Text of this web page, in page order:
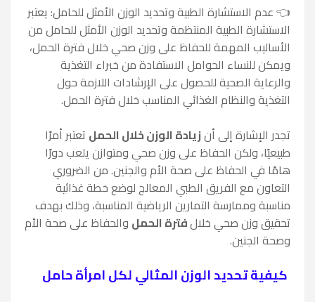
👈عدم الاستشارة الطبية وتحديد الوزن الأمثل للحامل: يعتبر
الاستشارة الطبية المنتظمة وتحديد الوزن الأمثل للحامل من
الأساليب المهمة للحفاظ على وزن صحي خلال فترة الحمل،
ويمكن للنساء الحوامل الاستفادة من خبراء التغذية
والرعاية الصحية للحصول على الإرشادات اللازمة حول
التغذية والنظام الغذائي المناسب خلال فترة الحمل.
تجدر الإشارة إلى أنزيادة الوزن خلال الحمل تعتبر أمرًا
طبيعيًا، ولكن الحفاظ على وزن صحي ومتوازن يلعب دورًا
هامًا في الحفاظ على صحة الأم والجنين. من الضروري
التعاون مع الفريق الطبي المعالج لوضع خطة غذائية
مناسبة وممارسة التمارين الرياضية المناسبة، وذلك بهدف
تحقيق وزن صحي خلالفترة الحمل والحفاظ على صحة الأم
وصحة الجنين.
كيفية تحديد الوزن المثالي لكل امرأة حامل